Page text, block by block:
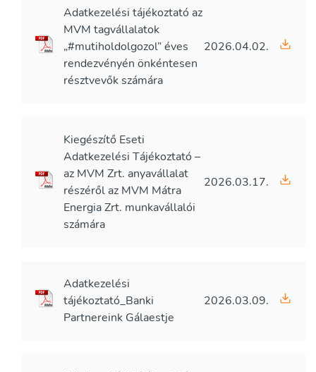
Adatkezelési tájékoztató az
MVM tagvállalatok
„#mutiholdolgozol” éves
rendezvényén önkéntesen
résztvevők számára
2026.04.02.
Kiegészítő Eseti
Adatkezelési Tájékoztató –
az MVM Zrt. anyavállalat
részéről az MVM Mátra
Energia Zrt. munkavállalói
számára
2026.03.17.
Adatkezelési
tájékoztató_Banki
Partnereink Gálaestje
2026.03.09.